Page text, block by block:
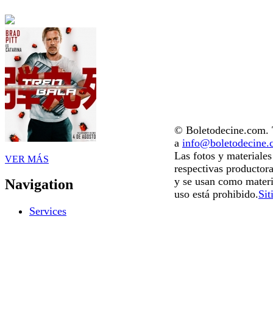
VER MÁS
Navigation
Services
© Boletodecine.com.
a
Las fotos y
respectivas
y se usan como
uso está prohibido.